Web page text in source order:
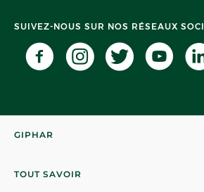
SUIVEZ-NOUS SUR NOS RÉSEAUX
GIPHAR
TOUT SAVOIR